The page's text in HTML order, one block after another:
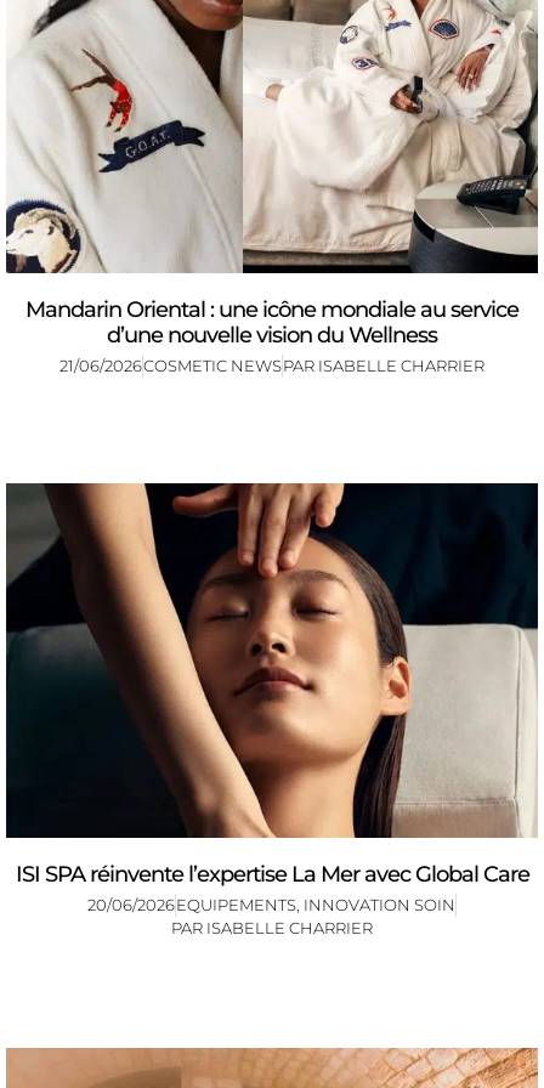
Mandarin Oriental : une icône mondiale au service
d’une nouvelle vision du Wellness
21/06/2026COSMETIC NEWSPAR ISABELLE CHARRIER
ISI SPA réinvente l’expertise La Mer avec Global Care
20/06/2026EQUIPEMENTS INNOVATION SOIN
PAR ISABELLE CHARRIER